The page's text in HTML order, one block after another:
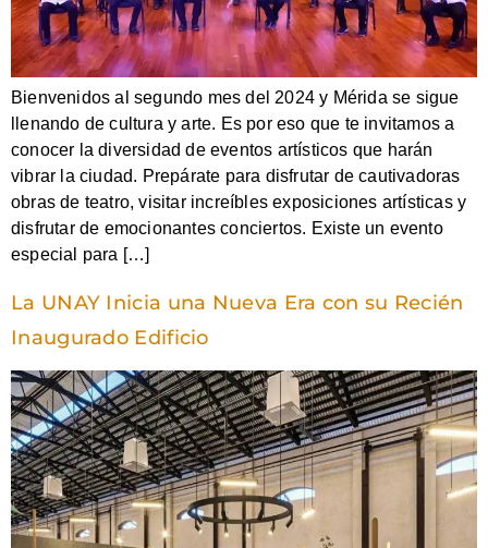
Bienvenidos al segundo mes del 2024 y Mérida se sigue
llenando de cultura y arte. Es por eso que te invitamos a
conocer la diversidad de eventos artísticos que harán
vibrar la ciudad. Prepárate para disfrutar de cautivadoras
obras de teatro, visitar increíbles exposiciones artísticas y
disfrutar de emocionantes conciertos. Existe un evento
especial para […]
La UNAY Inicia una Nueva Era con su Recién
Inaugurado Edificio